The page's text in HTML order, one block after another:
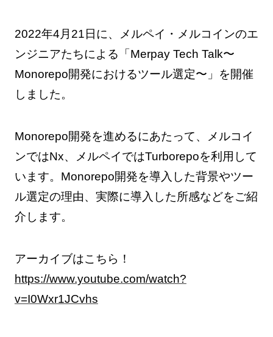
2022年4月21日に、メルペイ・メルコインのエ
ンジニアたちによる「Merpay Tech Talk〜
Monorepo開発におけるツール選定〜」を開催
しました。
Monorepo開発を進めるにあたって、メルコイ
ンではNx、メルペイではTurborepoを利用して
います。Monorepo開発を導入した背景やツー
ル選定の理由、実際に導入した所感などをご紹
介します。
アーカイブはこちら！
https://www.youtube.com/watch?
v=I0Wxr1JCvhs